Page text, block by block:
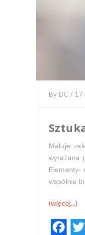
By DC / 17
Maluje
wyrażana
Elementy-
wspólnie
(więcej…)
F